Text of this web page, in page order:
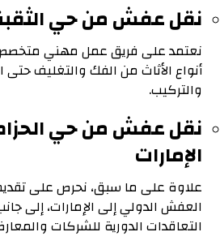
نقل عفش من حي الثقبة
نعتمد على فريق عمل مهني
أنواع الأثاث من الفك والتغليف حتى
والتركيب.
نقل عفش من حي
الإمارات
علاوة على ما سبق، نحرص على
العفش الدولي إلى الإمارات، إلى
التعاقدات الدورية للشركات